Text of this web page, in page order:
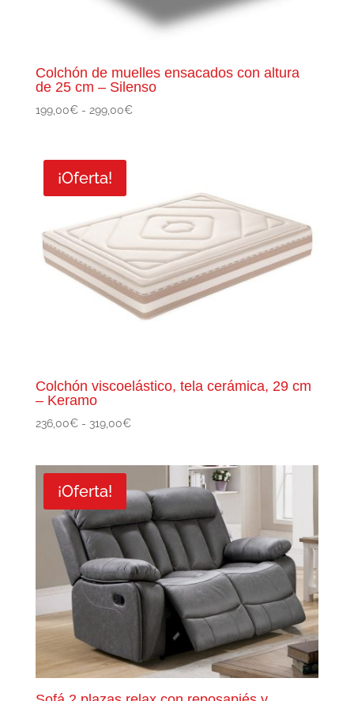
Colchón de muelles ensacados con altura
de 25 cm – Silenso
199,00€ - 299,00€Rango
299,00€
¡Oferta!
Colchón viscoelástico, tela cerámica, 29 cm
– Keramo
236,00€ - 319,00€Rango
236,00€
hasta
319,00€
¡Oferta!